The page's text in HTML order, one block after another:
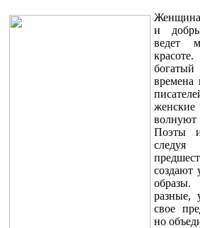
Женщина
и
ведет
времена
Поэты
создают
разные,
свое
но